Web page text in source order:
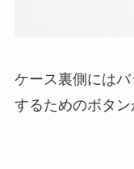
ケース裏側には
するためのボタン